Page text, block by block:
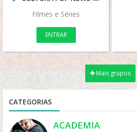
Filmes e Séries
ENTRAR
Mais grupos
CATEGORIAS
ACADEMIA